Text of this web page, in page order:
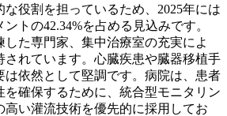
役割を担っているため、2025年には
トの42.34%を占める見込みです。
た専門家、集中治療室の充実によ
されています。心臓疾患や臓器移植手
は依然として堅調です。病院は、患者
を確保するために、統合型モニタリン
高い灌流技術を優先的に採用してお